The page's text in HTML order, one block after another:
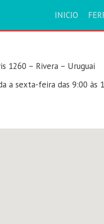
INICIO
1260 – Rivera – Uruguai
a sexta-feira das 9:00 às